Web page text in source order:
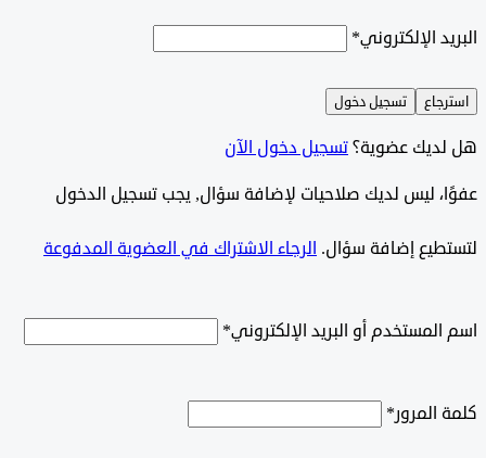
الإلكتروني*
تسجيل دخول
عضوية؟تسجيل دخول الآن
ليس لديك صلاحيات لإضافة سؤال, يجب تسجيل الدخول
إضافة سؤال.الرجاء الاشتراك في العضوية المدفوعة
أو البريد الإلكتروني*
*